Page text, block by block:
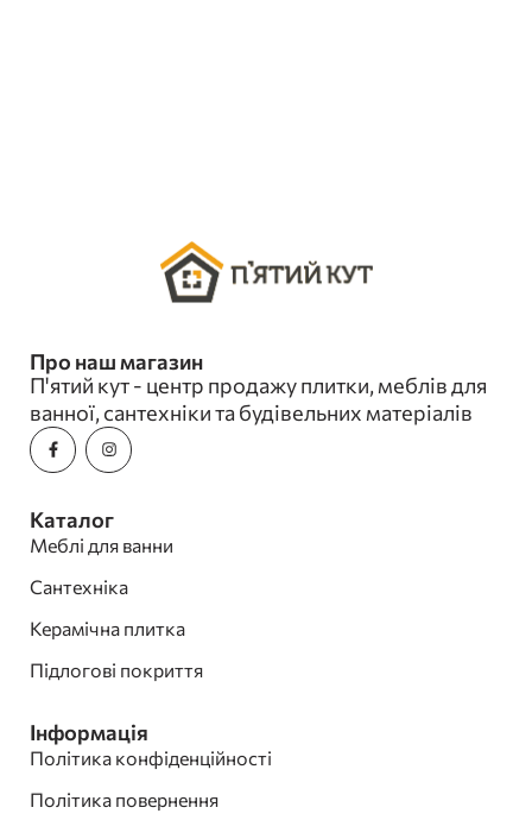
Про наш магазин
П'ятий кут - центр продажу плитки, меблів для
ванної, сантехніки та будівельних матеріалів
Каталог
Меблі для ванни
Сантехніка
Керамічна плитка
Підлогові покриття
Інформація
Політика конфіденційності
Політика повернення